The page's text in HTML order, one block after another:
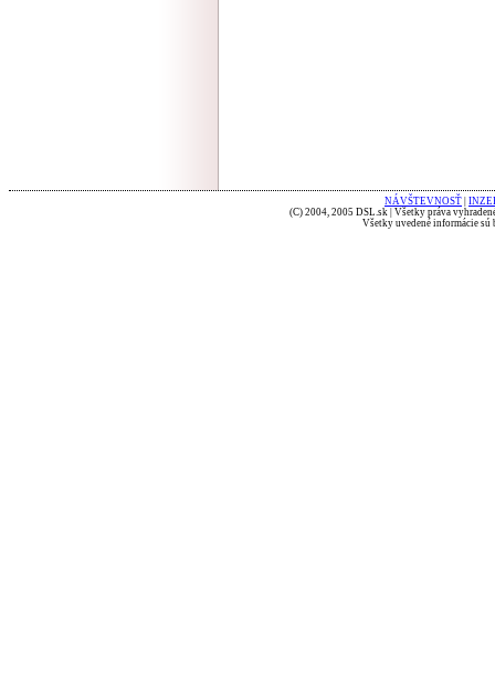
NÁVŠTEVNOSŤ
(C) 2004, 2005 DSL.sk | Všetky práva
Všetky uvedené informácie sú